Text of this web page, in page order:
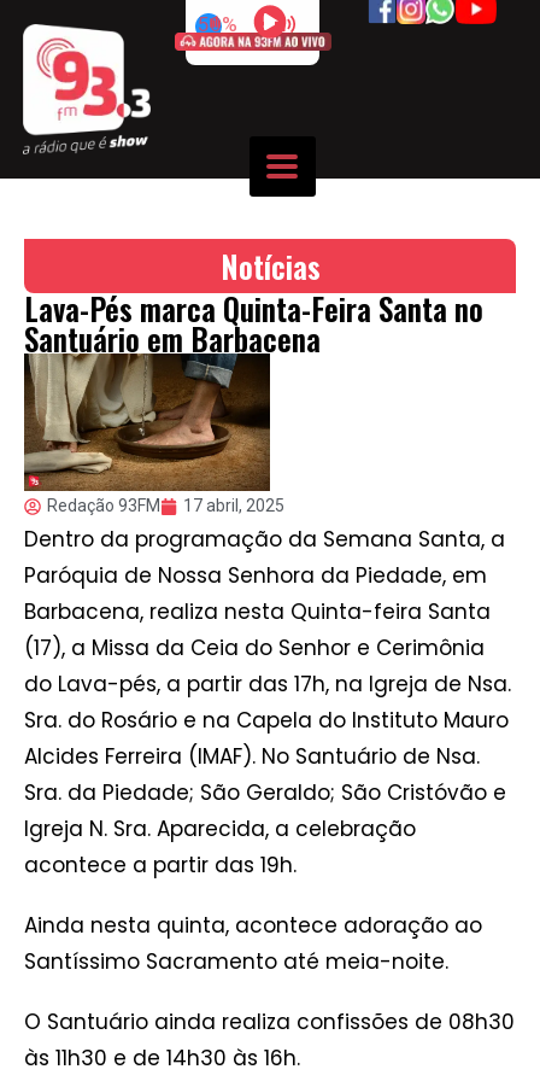
50%
Notícias
Lava-Pés marca Quinta-Feira Santa no
Santuário em Barbacena
Redação 93FM 17 abril, 2025
Dentro da programação da Semana Santa, a
Paróquia de Nossa Senhora da Piedade, em
Barbacena, realiza nesta Quinta-feira Santa
(17), a Missa da Ceia do Senhor e Cerimônia
do Lava-pés, a partir das 17h, na Igreja de Nsa.
Sra. do Rosário e na Capela do Instituto Mauro
Alcides Ferreira (IMAF). No Santuário de Nsa.
Sra. da Piedade; São Geraldo; São Cristóvão e
Igreja N. Sra. Aparecida, a celebração
acontece a partir das 19h.
Ainda nesta quinta, acontece adoração ao
Santíssimo Sacramento até meia-noite.
O Santuário ainda realiza confissões de 08h30
às 11h30 e de 14h30 às 16h.